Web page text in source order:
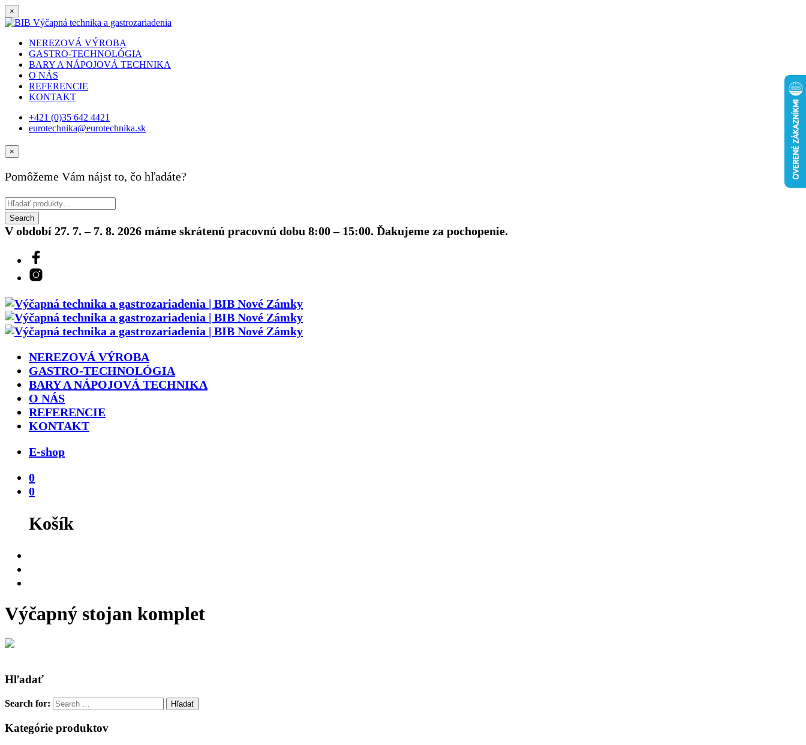
×
NEREZOVÁ VÝROBA
GASTRO-TECHNOLÓGIA
BARY A NÁPOJOVÁ TECHNIKA
O NÁS
REFERENCIE
KONTAKT
+421 (0)35 642 4421
eurotechnika@eurotechnika.sk
×
Pomôžeme Vám nájst to, čo hľadáte?
V období 27. 7. – 7. 8. 2026 máme skrátenú pracovnú dobu 8:00 – 15:00. Ďakujeme za pochopenie.
NEREZOVÁ VÝROBA
GASTRO-TECHNOLÓGIA
BARY A NÁPOJOVÁ TECHNIKA
O NÁS
REFERENCIE
KONTAKT
E-shop
0
0
Košík
Výčapný stojan komplet
Hľadať
Search for:
Kategórie produktov